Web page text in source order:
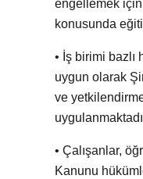
engellemek
konusunda
• İş birimi
uygun olarak
ve
• Çalışanlar,
Kanunu